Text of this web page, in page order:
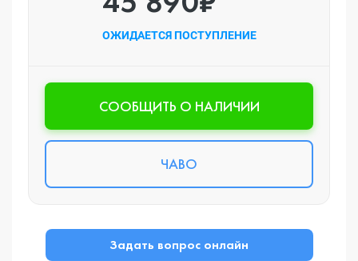
ОЖИДАЕТСЯ ПОСТУПЛЕНИЕ
CООБЩИТЬ О НАЛИЧИИ
ЧАВО
Задать вопрос онлайн